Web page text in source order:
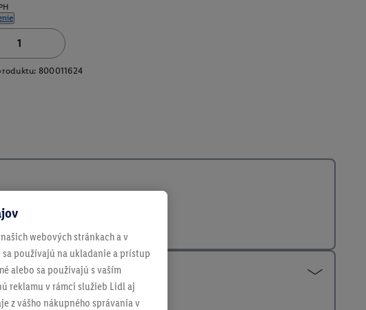
800011624
webových stránkach a v
používajú na ukladanie a prístup
alebo sa používajú s vaším
reklamu v rámci služieb Lidl aj
z vášho nákupného správania v